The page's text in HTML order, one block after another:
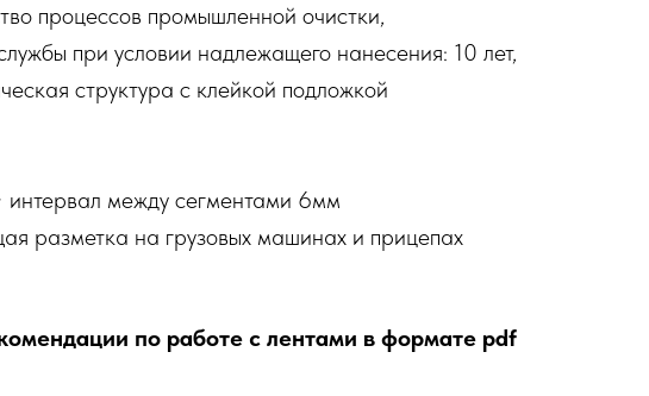
процессов промышленной очистки,
при условии надлежащего нанесения: 10 лет,
структура с клейкой подложкой
между сегментами 6мм
разметка на грузовых машинах и прицепах
по работе с лентами в формате pdf